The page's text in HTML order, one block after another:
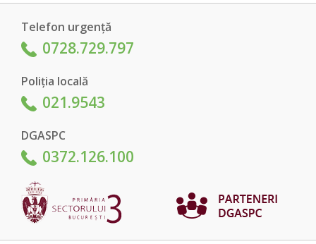
Telefon urgență
0728.729.797
Poliția locală
021.9543
DGASPC
0372.126.100